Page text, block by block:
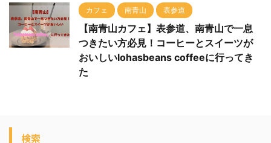
カフェ 南青山 表参道
【南青山カフェ】表参道、南青山で一息
つきたい方必見！コーヒーとスイーツが
おいしいlohasbeans coffeeに行ってき
た
検索